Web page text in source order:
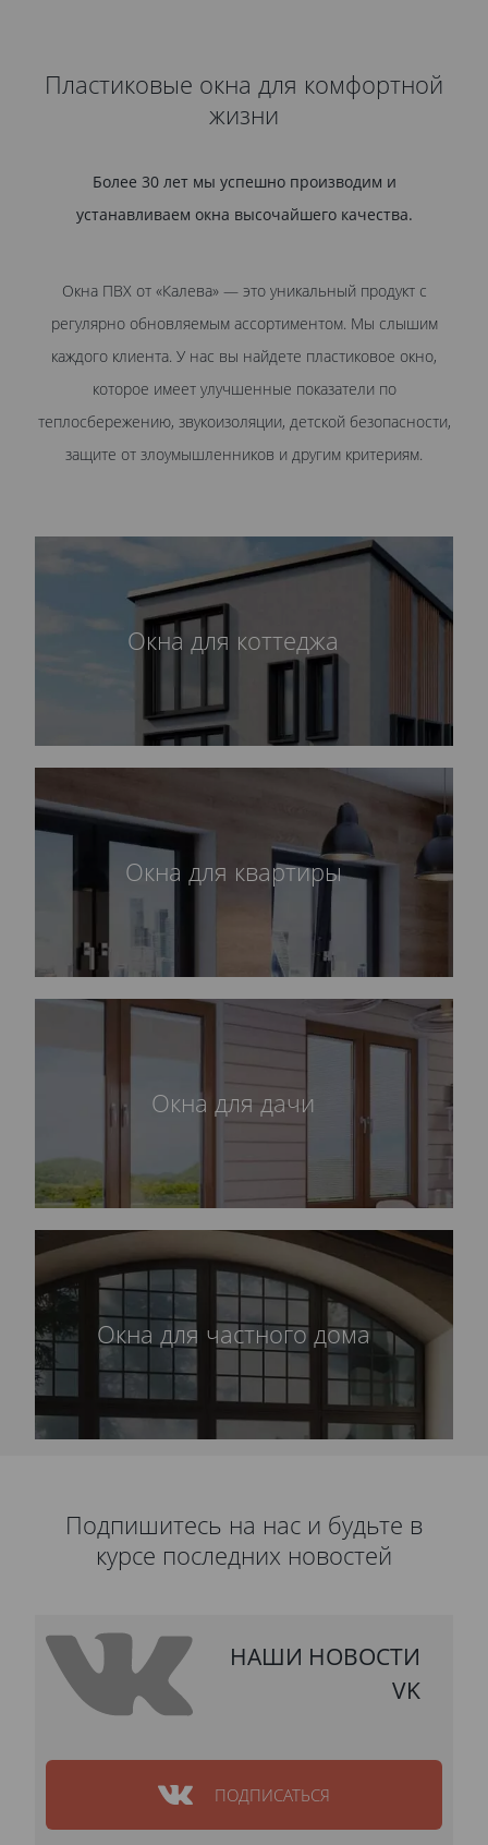
Пластиковые окна для комфортной
жизни
Более 30 лет мы успешно производим и
устанавливаем окна высочайшего качества.
Окна ПВХ от «Калева» — это уникальный продукт с
регулярно обновляемым ассортиментом. Мы слышим
каждого клиента. У нас вы найдете пластиковое окно,
которое имеет улучшенные показатели по
теплосбережению, звукоизоляции, детской безопасности,
защите от злоумышленников и другим критериям.
Окна для коттеджа
Окна для квартиры
Окна для дачи
Окна для частного дома
Подпишитесь на нас и будьте в
курсе последних новостей
НАШИ НОВОСТИ
VK
ПОДПИСАТЬСЯ